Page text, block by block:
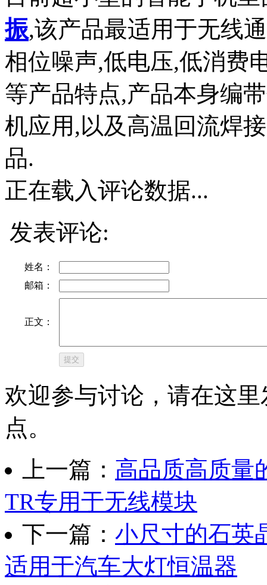
振,该产品最适用于无线
相位噪声,低电压,低消费
等产品特点,产品本身编
机应用,以及高温回流焊
品.
正在载入评论数据...
发表评论:
姓名：
邮箱：
正文：
欢迎参与讨论，请在这
点。
上一篇： 高品质高质量
TR专用于无线模块
下一篇： 小尺寸的石英
适用于汽车大灯恒温器